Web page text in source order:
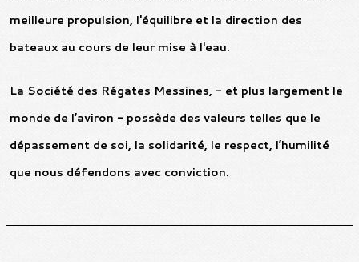
meilleure propulsion, l'équilibre et la direction des
bateaux au cours de leur mise à l'eau.
La Société des Régates Messines, - et plus largement le
monde de l’aviron - possède des valeurs telles que le
dépassement de soi, la solidarité, le respect, l’humilité
que nous défendons avec conviction.